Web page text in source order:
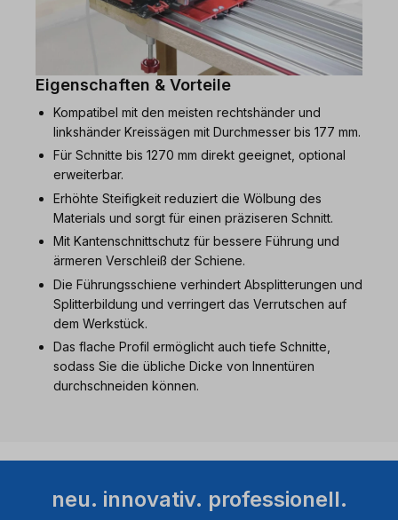
Eigenschaften & Vorteile
Kompatibel mit den meisten rechtshänder und
linkshänder Kreissägen mit Durchmesser bis 177 mm.
Für Schnitte bis 1270 mm direkt geeignet, optional
erweiterbar.
Erhöhte Steifigkeit reduziert die Wölbung des
Materials und sorgt für einen präziseren Schnitt.
Mit Kantenschnittschutz für bessere Führung und
ärmeren Verschleiß der Schiene.
Die Führungsschiene verhindert Absplitterungen und
Splitterbildung und verringert das Verrutschen auf
dem Werkstück.
Das flache Profil ermöglicht auch tiefe Schnitte,
sodass Sie die übliche Dicke von Innentüren
durchschneiden können.
neu. innovativ. professionell.